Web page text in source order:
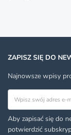
ZAPISZ SIĘ DO
Najnowsze wpisy
Aby zapisać się do
potwierdzić